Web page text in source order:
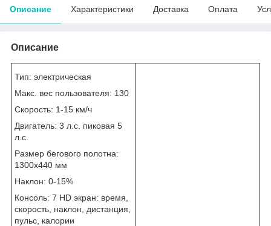
Описание Характеристики Доставка Оплата
Описание
Тип: электрическая
Макс. вес пользователя: 130
Скорость: 1-15 км/ч
Двигатель: 3 л.с. пиковая 5
л.с.
Размер бегового полотна:
1300x440 мм
Наклон: 0-15%
Консоль: 7 HD экран: время,
скорость, наклон, дистанция,
пульс, калории